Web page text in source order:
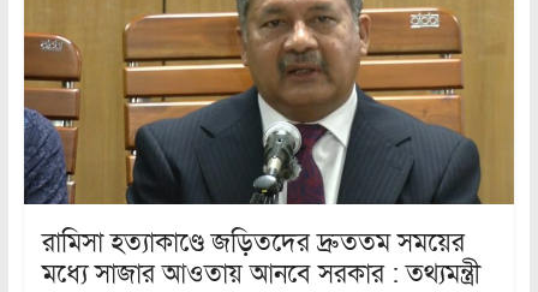
রামিসা হত্যাকাণ্ডে জড়িতদের দ্রুততম সময়ের
মধ্যে সাজার আওতায় আনবে সরকার : তথ্যমন্ত্রী